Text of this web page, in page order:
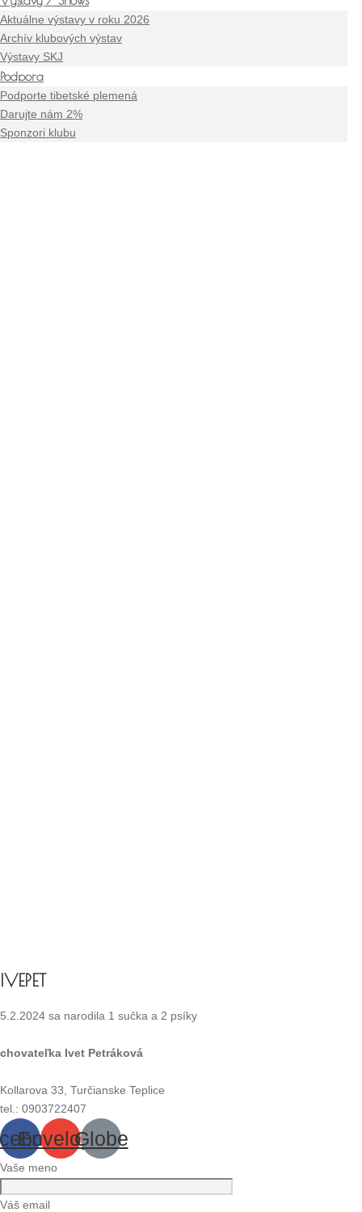
Aktuálne výstavy v roku 2026
Archív klubových výstav
Výstavy SKJ
Podpora
Podporte tibetské plemená
Darujte nám 2%
Sponzori klubu
IVEPET
5.2.2024 sa narodila 1 sučka a 2 psíky
chovateľka Ivet Petráková
Kollarova 33, Turčianske Teplice
tel.: 0903722407
Envelope
Globe
Vaše meno
Váš email